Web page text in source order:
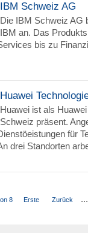
IBM Schweiz AG
Die IBM Schweiz AG
IBM an. Das
bis zu
Huawei
Huawei ist als
Schweiz präsent.
für
drei Standorten
8 Erste Zurück ...